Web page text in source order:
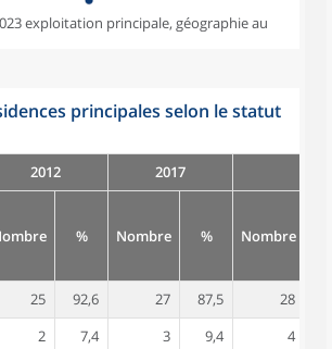
exploitation principale, géographie au
principales selon le statut
2012 2017
% Nombre % Nombre
25 92,6 27 87,5 28
2 7,4 3 9,4 4